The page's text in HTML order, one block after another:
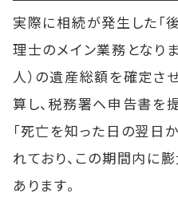
実際に相続が発生した「
理士のメイン業務となり
人）の遺産総額を確定さ
算し、税務署へ申告書を
「死亡を知った日の翌日
れており、この期間内に
あります。